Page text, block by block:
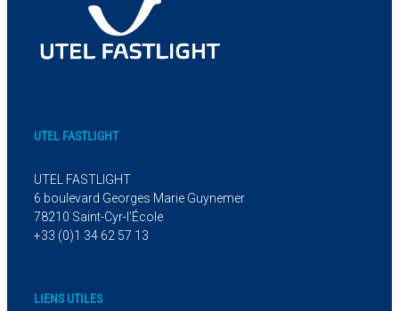
UTEL FASTLIGHT
UTEL FASTLIGHT
6 boulevard Georges Marie Guynemer
78210 Saint-Cyr-l’École
+33 (0)1 34 62 57 13
LIENS UTILES